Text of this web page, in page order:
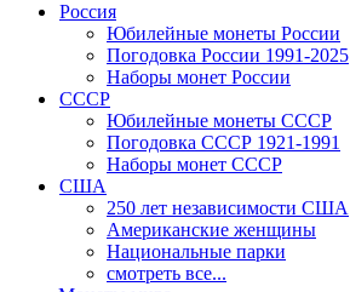
Россия
Юбилейные монеты России
Погодовка России 1991-2025
Наборы монет России
СССР
Юбилейные монеты СССР
Погодовка СССР 1921-1991
Наборы монет СССР
США
250 лет независимости США
Американские женщины
Национальные парки
смотреть все...